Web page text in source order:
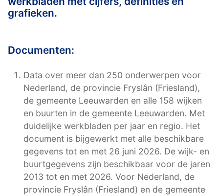
grafieken.
Documenten:
Data over meer dan 250 onderwerpen voor
Nederland, de provincie Fryslân (Friesland),
de gemeente Leeuwarden en alle 158 wijken
en buurten in de gemeente Leeuwarden. Met
duidelijke werkbladen per jaar en regio. Het
document is bijgewerkt met alle beschikbare
gegevens tot en met 26 juni 2026. De wijk- en
buurtgegevens zijn beschikbaar voor de jaren
2013 tot en met 2026. Voor Nederland, de
provincie Fryslân (Friesland) en de gemeente